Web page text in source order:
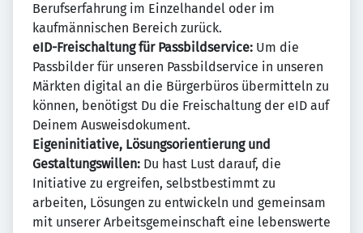
Berufserfahrung im Einzelhandel oder im
kaufmännischen Bereich zurück.
eID-Freischaltung für Passbildservice: Um die
Passbilder für unseren Passbildservice in unseren
Märkten digital an die Bürgerbüros übermitteln zu
können, benötigst Du die Freischaltung der eID auf
Deinem Ausweisdokument.
Eigeninitiative, Lösungsorientierung und
Gestaltungswillen: Du hast Lust darauf, die
Initiative zu ergreifen, selbstbestimmt zu
arbeiten, Lösungen zu entwickeln und gemeinsam
mit unserer Arbeitsgemeinschaft eine lebenswerte